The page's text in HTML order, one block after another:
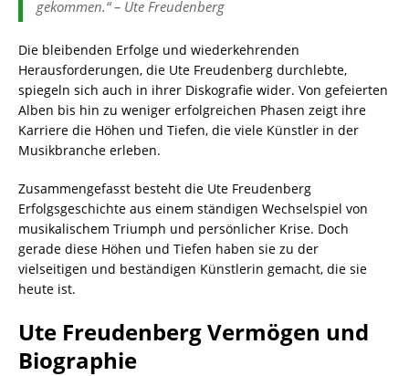
gekommen.“ – Ute Freudenberg
Die bleibenden Erfolge und wiederkehrenden
Herausforderungen, die Ute Freudenberg durchlebte,
spiegeln sich auch in ihrer Diskografie wider. Von gefeierten
Alben bis hin zu weniger erfolgreichen Phasen zeigt ihre
Karriere die Höhen und Tiefen, die viele Künstler in der
Musikbranche erleben.
Zusammengefasst besteht die Ute Freudenberg
Erfolgsgeschichte aus einem ständigen Wechselspiel von
musikalischem Triumph und persönlicher Krise. Doch
gerade diese Höhen und Tiefen haben sie zu der
vielseitigen und beständigen Künstlerin gemacht, die sie
heute ist.
Ute Freudenberg Vermögen und
Biographie